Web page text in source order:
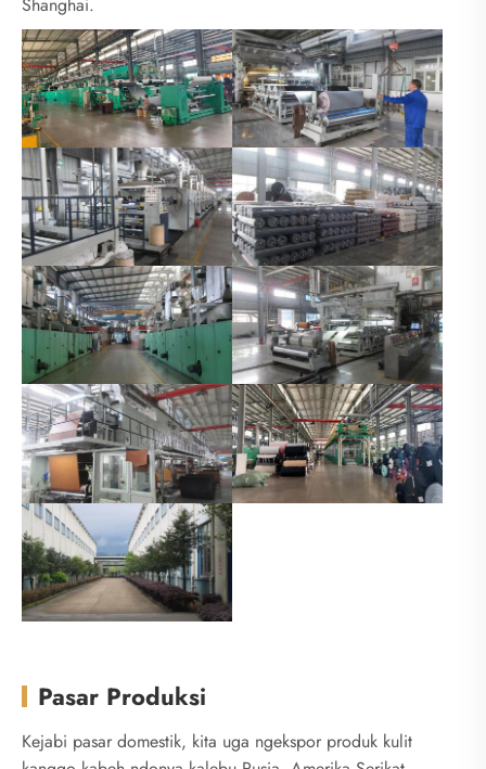
Shanghai.
Pasar Produksi
Kejabi pasar domestik, kita uga ngekspor produk kulit